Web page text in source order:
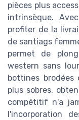
pièces plus
intrinsèque.
profiter de la
de santiags
permet de
western sans
bottines
plus sobres,
compétitif n'a
l'incorporation